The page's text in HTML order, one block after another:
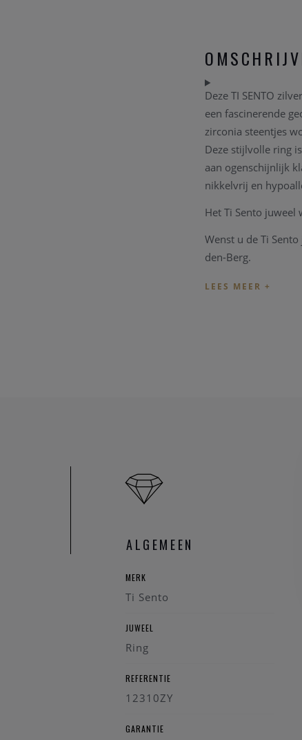
Deze TI SENTO
een fascinerende
zirconia steentjes
Deze stijlvolle ring
aan ogenschijnlijk
nikkelvrij en
Het Ti Sento
Wenst u de Ti
den-Berg.
ALGEMEEN
MERK
Ti Sento
JUWEEL
Ring
REFERENTIE
12310ZY
GARANTIE